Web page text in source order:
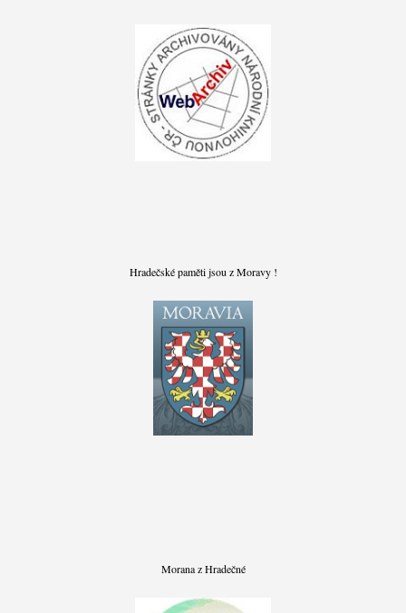
Hradečské paměti jsou z Moravy !
Morana z Hradečné